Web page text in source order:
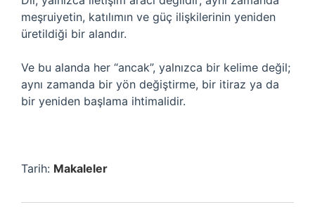
meşruiyetin, katılımın ve güç ilişkilerinin yeniden
üretildiği bir alandır.
Ve bu alanda her “ancak”, yalnızca bir kelime değil;
aynı zamanda bir yön değiştirme, bir itiraz ya da
bir yeniden başlama ihtimalidir.
Tarih: Makaleler